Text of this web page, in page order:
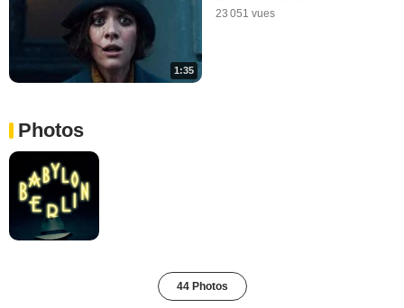
1:35
23 051 vues
Photos
44 Photos